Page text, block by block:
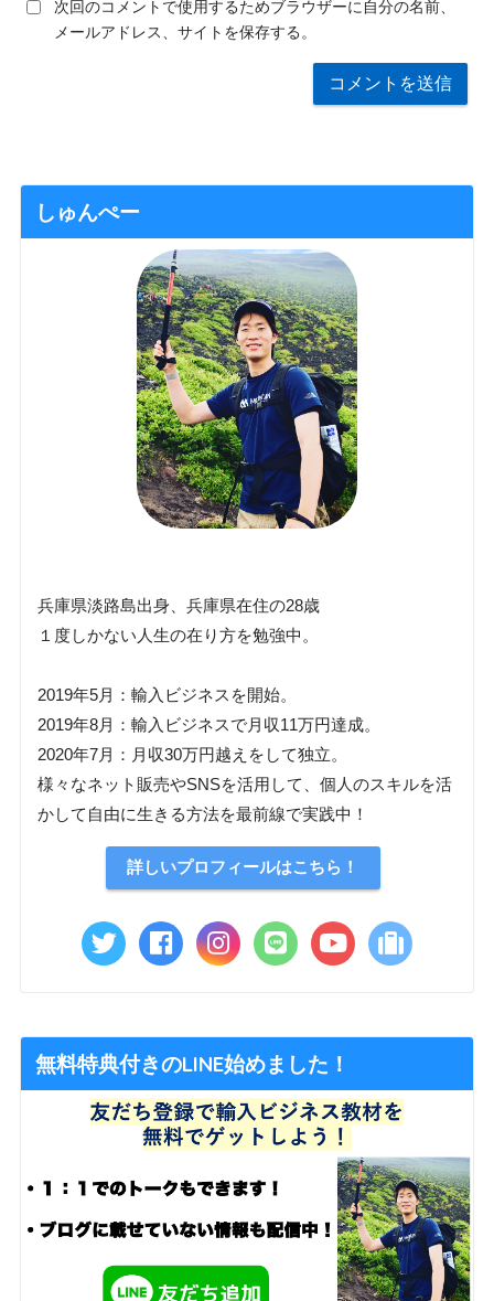
次回のコメントで使用するためブラウザーに自分の名前、
メールアドレス、サイトを保存する。
しゅんぺー
兵庫県淡路島出身、兵庫県在住の28歳
１度しかない人生の在り方を勉強中。
2019年5月：輸入ビジネスを開始。
2019年8月：輸入ビジネスで月収11万円達成。
2020年7月：月収30万円越えをして独立。
様々なネット販売やSNSを活用して、個人のスキルを活
かして自由に生きる方法を最前線で実践中！
詳しいプロフィールはこちら！
無料特典付きのLINE始めました！